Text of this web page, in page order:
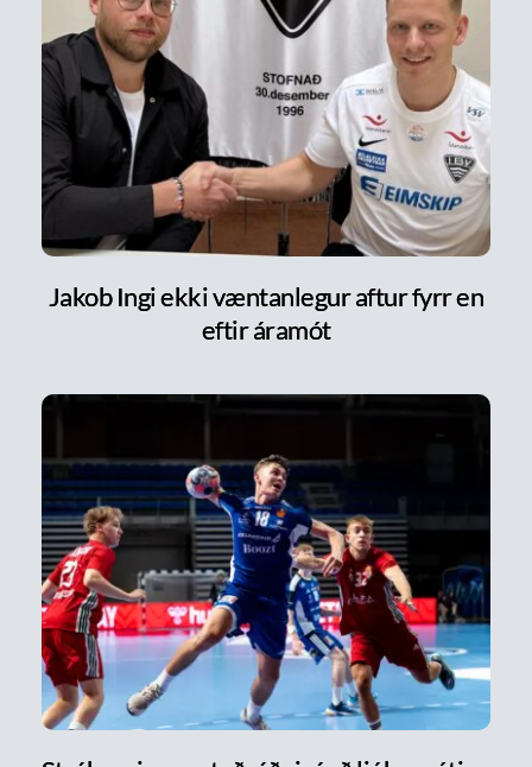
Jakob Ingi ekki væntanlegur aftur fyrr en
eftir áramót